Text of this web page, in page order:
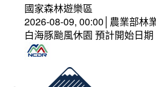
國家森林遊樂區
2026-08-09, 00:00│農業部林
白海豚颱風休園 預計開始日